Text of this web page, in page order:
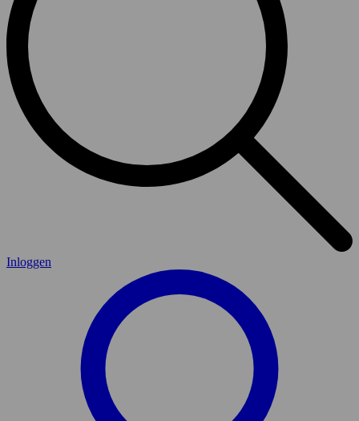
Inloggen